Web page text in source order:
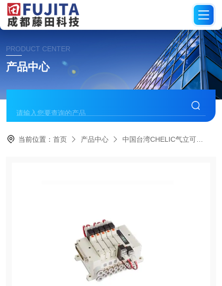
PRODUCT CENTER
产品中心
当前位置：首页 产品中心 中国台湾CHELIC气立可